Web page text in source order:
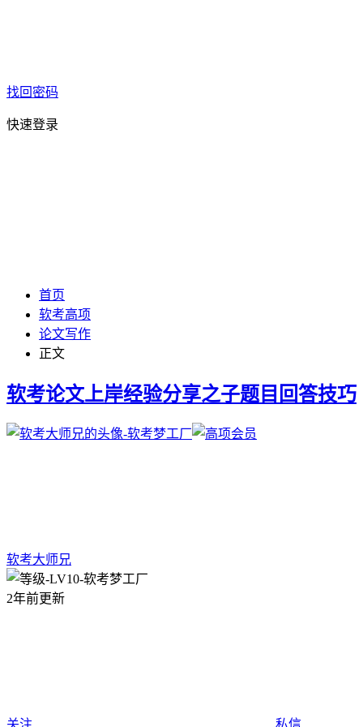
找回密码
快速登录
首页
软考高项
论文写作
正文
软考论文上岸经验分享之子题目回答技巧
软考大师兄
2年前更新
关注 私信